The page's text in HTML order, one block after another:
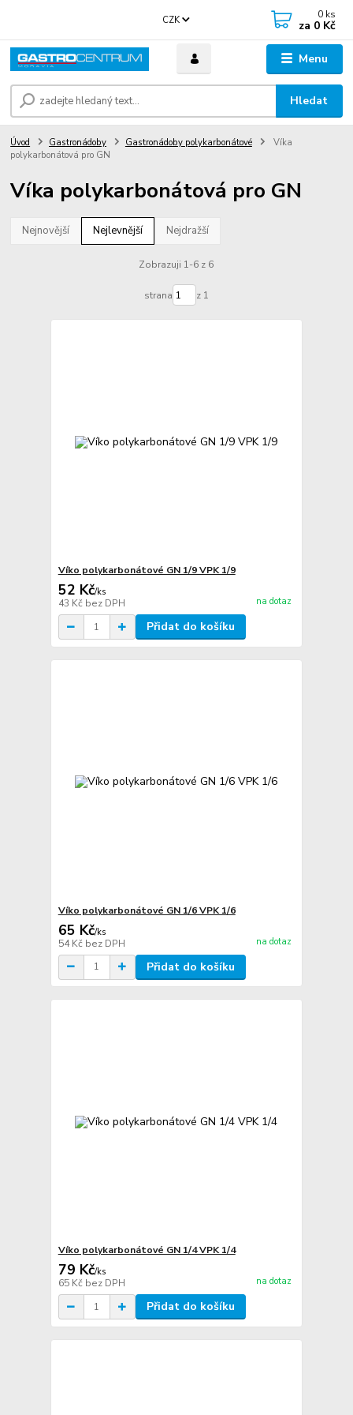
Menu
CZK
Hledat
0 ks
za 0 Kč
Úvod Gastronádoby Gastronádoby polykarbonátové
Víka
polykarbonátová pro GN
Víka polykarbonátová pro GN
Nejnovější Nejlevnější Nejdražší
Zobrazuji 1-6 z 6
strana z 1
Víko polykarbonátové GN 1/9 VPK 1/9
52 Kč/ks
43 Kč bez DPH na dotaz
Přidat do košíku
Víko polykarbonátové GN 1/6 VPK 1/6
65 Kč/ks
54 Kč bez DPH na dotaz
Přidat do košíku
Víko polykarbonátové GN 1/4 VPK 1/4
79 Kč/ks
65 Kč bez DPH na dotaz
Přidat do košíku